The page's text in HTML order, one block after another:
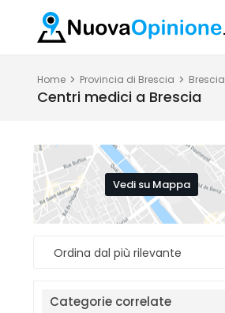
Home Provincia di Brescia Brescia
Centri medici a Brescia
Vedi su Mappa
Categorie correlate